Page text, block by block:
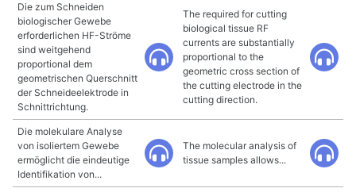
Die zum Schneiden
biologischer Gewebe
erforderlichen HF-Ströme
sind weitgehend
proportional dem
geometrischen Querschnitt
der Schneideelektrode in
Schnittrichtung.
The required for cutting
biological tissue RF
currents are substantially
proportional to the
geometric cross section of
the cutting electrode in the
cutting direction.
Die molekulare Analyse
von isoliertem Gewebe
ermöglicht die eindeutige
Identifikation von...
The molecular analysis of
tissue samples allows...